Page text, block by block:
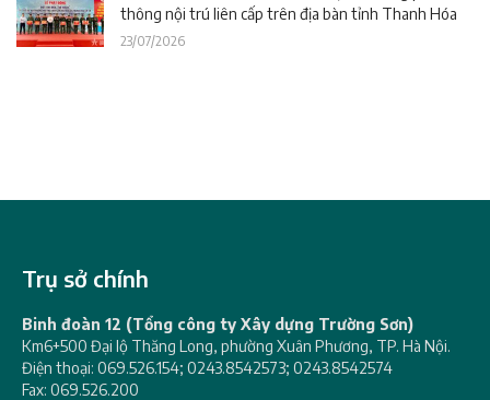
thông nội trú liên cấp trên địa bàn tỉnh Thanh Hóa
23/07/2026
Trụ sở chính
Binh đoàn 12 (Tổng công ty Xây dựng Trường Sơn)
Km6+500 Đại lộ Thăng Long, phường Xuân Phương, TP. Hà Nội.
Điện thoại: 069.526.154; 0243.8542573; 0243.8542574
Fax: 069.526.200